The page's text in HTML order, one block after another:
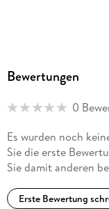
Bewertungen
0
Es wurden noch
Sie die erste
Sie damit anderen
Erste Bewertung